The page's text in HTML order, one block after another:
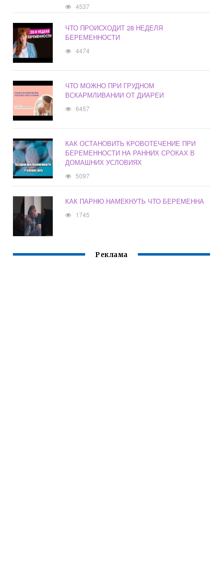
4537
ЧТО ПРОИСХОДИТ 28 НЕДЕЛЯ
БЕРЕМЕННОСТИ
4474
ЧТО МОЖНО ПРИ ГРУДНОМ
ВСКАРМЛИВАНИИ ОТ ДИАРЕИ
6457
КАК ОСТАНОВИТЬ КРОВОТЕЧЕНИЕ ПРИ
БЕРЕМЕННОСТИ НА РАННИХ СРОКАХ В
ДОМАШНИХ УСЛОВИЯХ
5097
КАК ПАРНЮ НАМЕКНУТЬ ЧТО БЕРЕМЕННА
1745
Реклама